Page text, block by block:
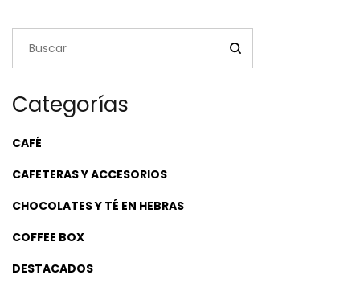
Categorías
CAFÉ
CAFETERAS Y ACCESORIOS
CHOCOLATES Y TÉ EN HEBRAS
COFFEE BOX
DESTACADOS